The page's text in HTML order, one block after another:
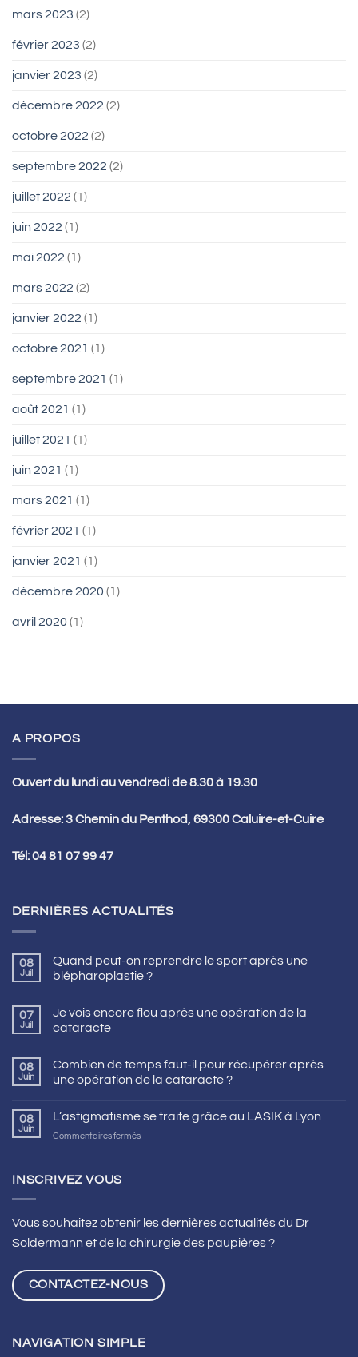
mars 2023 (2)
février 2023 (2)
janvier 2023 (2)
décembre 2022 (2)
octobre 2022 (2)
septembre 2022 (2)
juillet 2022 (1)
juin 2022 (1)
mai 2022 (1)
mars 2022 (2)
janvier 2022 (1)
octobre 2021 (1)
septembre 2021 (1)
août 2021 (1)
juillet 2021 (1)
juin 2021 (1)
mars 2021 (1)
février 2021 (1)
janvier 2021 (1)
décembre 2020 (1)
avril 2020 (1)
A PROPOS
Ouvert du lundi au vendredi de 8.30 à 19.30
Adresse: 3 Chemin du Penthod, 69300 Caluire-et-Cuire
Tél:04 81 07 99 47
DERNIÈRES ACTUALITÉS
08
Juil
Quand peut-on reprendre le sport après une
blépharoplastie ?
07
Juil
Je vois encore flou après une opération de la
cataracte
08
Juin
Combien de temps faut-il pour récupérer après
une opération de la cataracte ?
08
Juin
L’astigmatisme se traite grâce au LASIK à Lyon
Commentaires ferméssur
LASIK
Lyon
INSCRIVEZ VOUS
Vous souhaitez obtenir les dernières actualités du Dr
Soldermann et de la chirurgie des paupières ?
CONTACTEZ-NOUS
NAVIGATION SIMPLE